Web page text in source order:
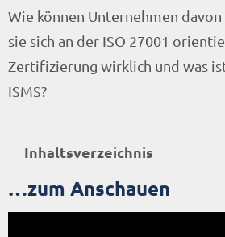
Wie können Unternehmen
sie sich an der ISO 27001
Zertifizierung wirklich und was
ISMS?
Inhaltsverzeichnis
…zum Anschauen